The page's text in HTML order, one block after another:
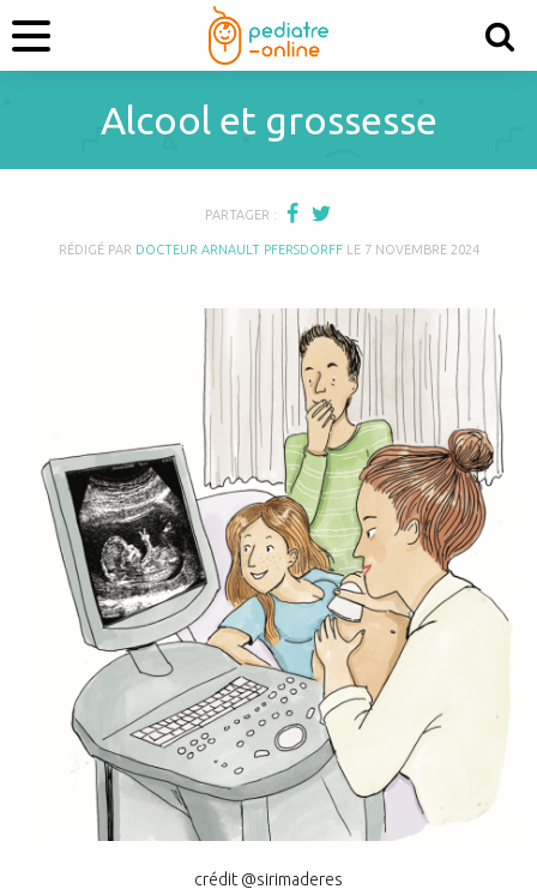
Alcool et grossesse
PARTAGER :
RÉDIGÉ PAR DOCTEUR ARNAULT PFERSDORFFLE 7 NOVEMBRE 2024
crédit @sirimaderes